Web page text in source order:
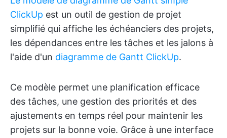
ClickUp est un outil de gestion de projet
simplifié qui affiche les échéanciers des projets,
les dépendances entre les tâches et les jalons à
l'aide d'un diagramme de Gantt ClickUp.
Ce modèle permet une planification efficace
des tâches, une gestion des priorités et des
ajustements en temps réel pour maintenir les
projets sur la bonne voie. Grâce à une interface